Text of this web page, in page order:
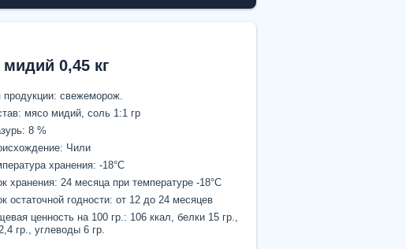
0,45 кг
продукции: свежеморож.
мясо мидий, соль 1:1 гр
8 %
Чили
хранения: -18°С
хранения: 24 месяца при температуре -18°С
остаточной годности: от 12 до 24 месяцев
ценность на 100 гр.: 106 ккал, белки 15 гр.,
гр., углеводы 6 гр.